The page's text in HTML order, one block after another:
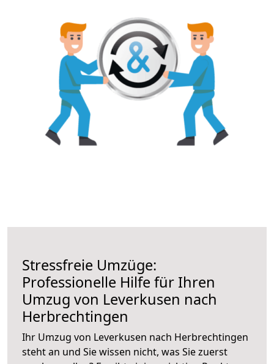
Stressfreie Umzüge:
Professionelle Hilfe für Ihren
Umzug von Leverkusen nach
Herbrechtingen
Ihr Umzug von Leverkusen nach Herbrechtingen
steht an und Sie wissen nicht, was Sie zuerst